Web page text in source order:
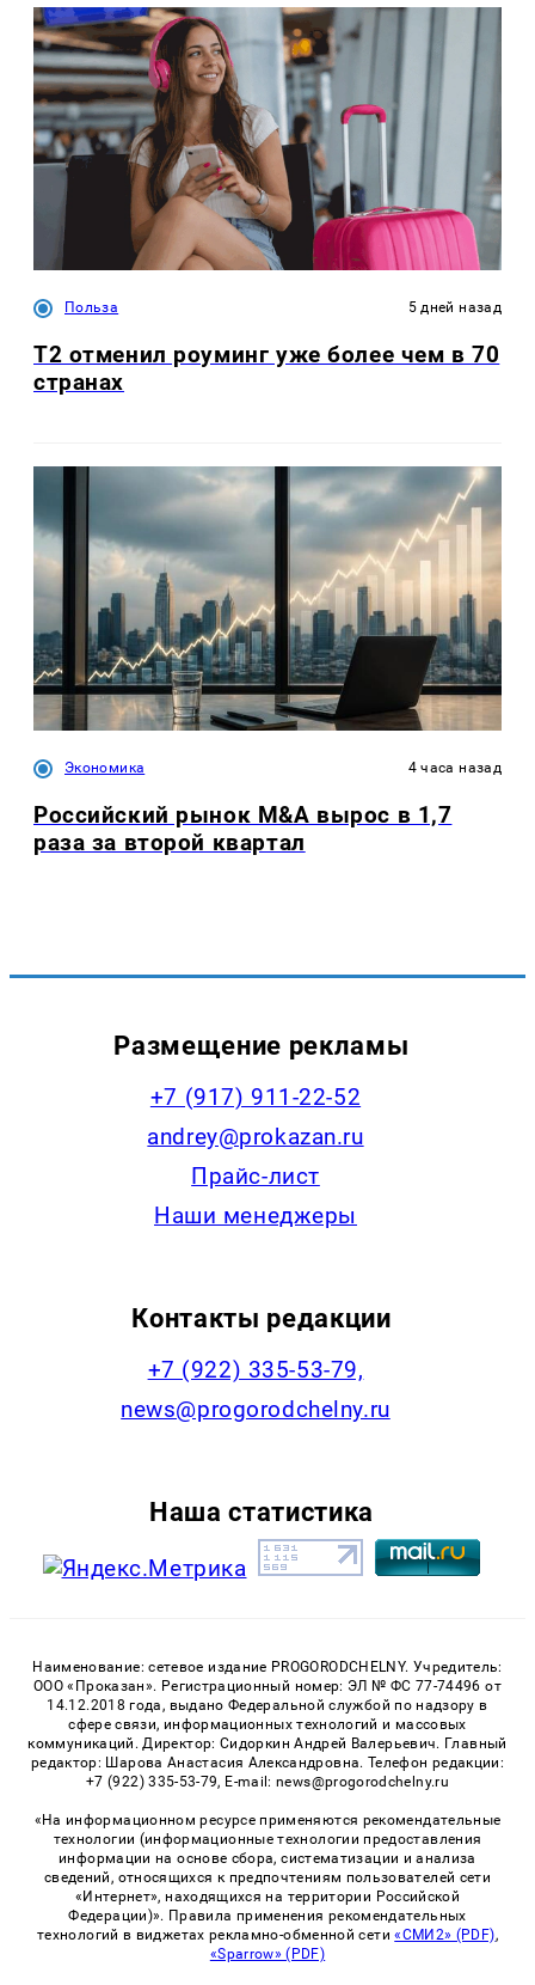
Польза 5 дней назад
Т2 отменил роуминг уже более чем в 70
странах
Экономика 4 часа назад
Российский рынок M&A вырос в 1,7
раза за второй квартал
Размещение рекламы
+7 (917) 911-22-52
andrey@prokazan.ru
Прайс-лист
Наши менеджеры
Контакты редакции
+7 (922) 335-53-79,
news@progorodchelny.ru
Наша статистика
Наименование: сетевое издание PROGORODCHELNY. Учредитель:
ООО «Проказан». Регистрационный номер: ЭЛ № ФС 77-74496 от
14.12.2018 года, выдано Федеральной службой по надзору в
сфере связи, информационных технологий и массовых
коммуникаций. Директор: Сидоркин Андрей Валерьевич. Главный
редактор: Шарова Анастасия Александровна. Телефон редакции:
+7 (922) 335-53-79, E-mail: news@progorodchelny.ru
«На информационном ресурсе применяются рекомендательные
технологии (информационные технологии предоставления
информации на основе сбора, систематизации и анализа
сведений, относящихся к предпочтениям пользователей сети
«Интернет», находящихся на территории Российской
Федерации)». Правила применения рекомендательных
технологий в виджетах рекламно-обменной сети«СМИ2» (PDF),
«Sparrow» (PDF)